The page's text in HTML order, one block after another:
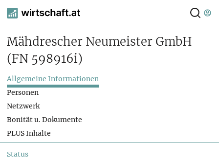
Mähdrescher Neumeister GmbH
(FN 598916i)
Allgemeine Informationen
Personen
Netzwerk
Bonität u. Dokumente
PLUS Inhalte
Status